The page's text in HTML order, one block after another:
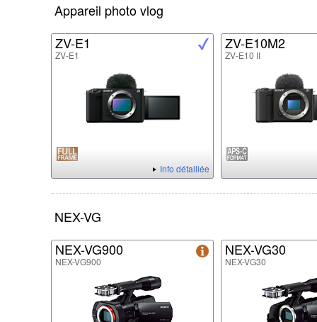
Appareil photo vlog
ZV-E1
ZV-E1
Info détaillée
ZV-E10M2
ZV-E10 II
NEX-VG
NEX-VG900
NEX-VG900
NEX-VG30
NEX-VG30